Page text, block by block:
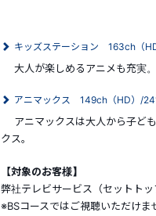
キッズステーション 163ch（
大人が楽しめるアニメも充実。
アニマックス 149ch（HD）/
アニマックスは大人から子ど
クス。
【対象のお客様】
弊社テレビサービス（セットト
※BSコースではご視聴いただけま